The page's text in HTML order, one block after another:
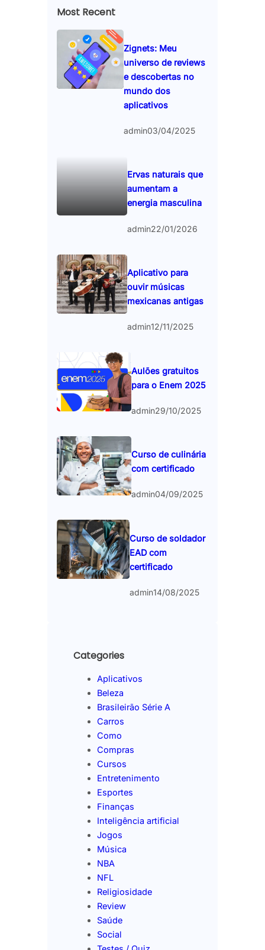
Most Recent
Zignets: Meu
universo de reviews
e descobertas no
mundo dos
aplicativos
admin03/04/2025
Ervas naturais que
aumentam a
energia masculina
admin22/01/2026
Aplicativo para
ouvir músicas
mexicanas antigas
admin12/11/2025
Aulões gratuitos
para o Enem 2025
admin29/10/2025
Curso de culinária
com certificado
admin04/09/2025
Curso de soldador
EAD com
certificado
admin14/08/2025
Categories
Aplicativos
Beleza
Brasileirão Série A
Carros
Como
Compras
Cursos
Entretenimento
Esportes
Finanças
Inteligência artificial
Jogos
Música
NBA
NFL
Religiosidade
Review
Saúde
Social